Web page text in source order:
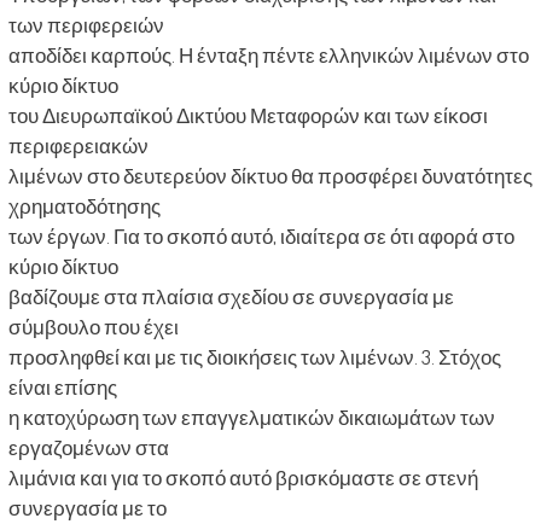
των περιφερειών
αποδίδει καρπούς. Η ένταξη πέντε ελληνικών λιμένων στο
κύριο δίκτυο
του Διευρωπαϊκού Δικτύου Μεταφορών και των είκοσι
περιφερειακών
λιμένων στο δευτερεύον δίκτυο θα προσφέρει δυνατότητες
χρηματοδότησης
των έργων. Για το σκοπό αυτό, ιδιαίτερα σε ότι αφορά στο
κύριο δίκτυο
βαδίζουμε στα πλαίσια σχεδίου σε συνεργασία με
σύμβουλο που έχει
προσληφθεί και με τις διοικήσεις των λιμένων. 3. Στόχος
είναι επίσης
η κατοχύρωση των επαγγελματικών δικαιωμάτων των
εργαζομένων στα
λιμάνια και για το σκοπό αυτό βρισκόμαστε σε στενή
συνεργασία με το